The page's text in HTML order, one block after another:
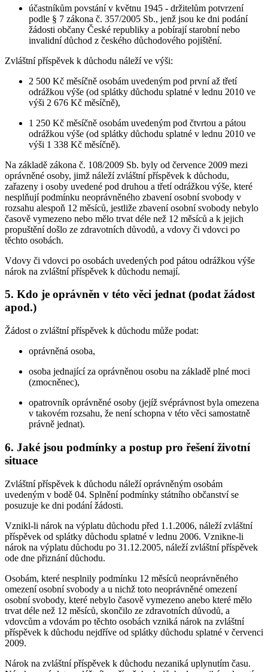
účastníkům povstání v květnu 1945 - držitelům potvrzení
podle § 7 zákona č. 357/2005 Sb., jenž jsou ke dni podání
žádosti občany České republiky a pobírají starobní nebo
invalidní důchod z českého důchodového pojištění.
Zvláštní příspěvek k důchodu náleží ve výši:
2 500 Kč měsíčně osobám uvedeným pod první až třetí
odrážkou výše (od splátky důchodu splatné v lednu 2010 ve
výši 2 676 Kč měsíčně),
1 250 Kč měsíčně osobám uvedeným pod čtvrtou a pátou
odrážkou výše (od splátky důchodu splatné v lednu 2010 ve
výši 1 338 Kč měsíčně).
Na základě zákona č. 108/2009 Sb. byly od července 2009 mezi
oprávněné osoby, jimž náleží zvláštní příspěvek k důchodu,
zařazeny i osoby uvedené pod druhou a třetí odrážkou výše, které
nesplňují podmínku neoprávněného zbavení osobní svobody v
rozsahu alespoň 12 měsíců, jestliže zbavení osobní svobody nebylo
časově vymezeno nebo mělo trvat déle než 12 měsíců a k jejich
propuštění došlo ze zdravotních důvodů, a vdovy či vdovci po
těchto osobách.
Vdovy či vdovci po osobách uvedených pod pátou odrážkou výše
nárok na zvláštní příspěvek k důchodu nemají.
5. Kdo je oprávněn v této věci jednat (podat žádost
apod.)
Žádost o zvláštní příspěvek k důchodu může podat:
oprávněná osoba,
osoba jednající za oprávněnou osobu na základě plné moci
(zmocněnec),
opatrovník oprávněné osoby (jejíž svéprávnost byla omezena
v takovém rozsahu, že není schopna v této věci samostatně
právně jednat).
6. Jaké jsou podmínky a postup pro řešení životní
situace
Zvláštní příspěvek k důchodu náleží oprávněným osobám
uvedeným v bodě 04. Splnění podmínky státního občanství se
posuzuje ke dni podání žádosti.
Vznikl-li nárok na výplatu důchodu před 1.1.2006, náleží zvláštní
příspěvek od splátky důchodu splatné v lednu 2006. Vznikne-li
nárok na výplatu důchodu po 31.12.2005, náleží zvláštní příspěvek
ode dne přiznání důchodu.
Osobám, které nesplnily podmínku 12 měsíců neoprávněného
omezení osobní svobody a u nichž toto neoprávněné omezení
osobní svobody, které nebylo časově vymezeno anebo které mělo
trvat déle než 12 měsíců, skončilo ze zdravotních důvodů, a
vdovcům a vdovám po těchto osobách vzniká nárok na zvláštní
příspěvek k důchodu nejdříve od splátky důchodu splatné v červenci
2009.
Nárok na zvláštní příspěvek k důchodu nezaniká uplynutím času.